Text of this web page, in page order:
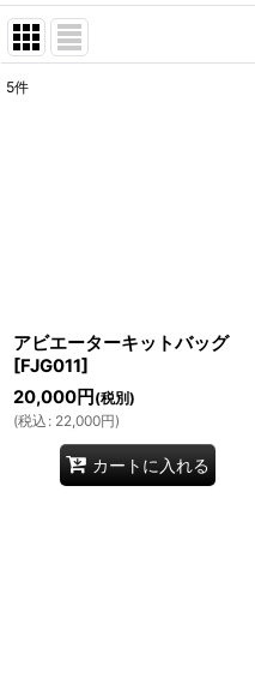
5件
アビエーターキットバッグ
[FJG011]
20,000円 (税別)
(税込 : 22,000円)
カートに入れる